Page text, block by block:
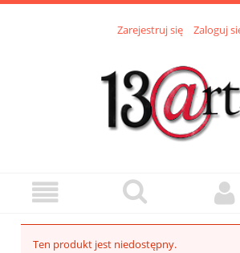
Zarejestruj się Zaloguj
Ten produkt jest niedostępny.